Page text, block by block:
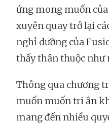
ứng mong muốn
xuyên quay trở lại
nghỉ dưỡng của
thấy thân thuộc như
Thông qua chương
muốn muốn tri ân
mang đến nhiều